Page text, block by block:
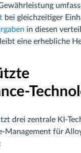
bei gleichzeitiger
in diesen
eine erhebliche
drei zentrale
für